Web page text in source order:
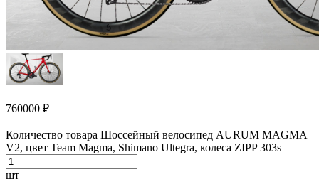
760000 ₽
Количество товара Шоссейный велосипед AURUM MAGMA
V2, цвет Team Magma, Shimano Ultegra, колеса ZIPP 303s
шт